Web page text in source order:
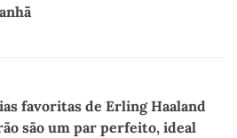
favoritas de Erling Haaland
são um par perfeito, ideal